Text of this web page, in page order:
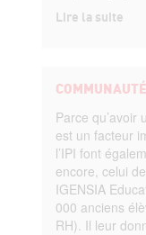
Lire la suite
Parce qu’avoir
est un facteur
l’IPI font
encore, celui
IGENSIA
000 anciens
RH). Il leur